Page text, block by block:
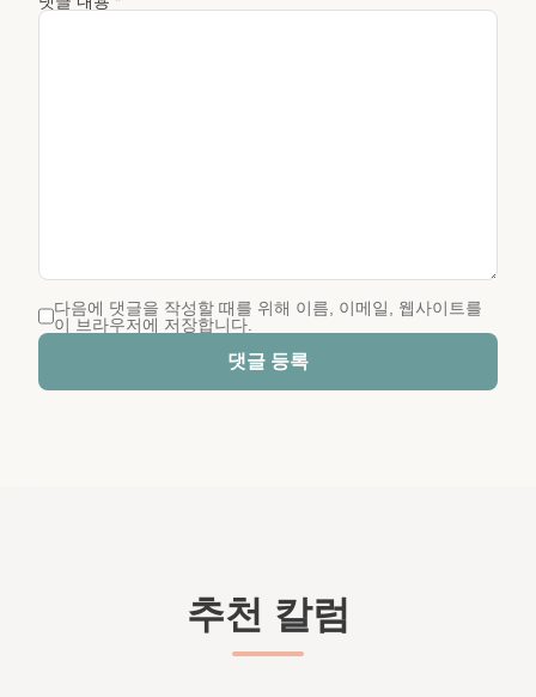
다음에 댓글을 작성할 때를 위해 이름, 이메일, 웹사이트를
이 브라우저에 저장합니다.
댓글 등록
추천 칼럼